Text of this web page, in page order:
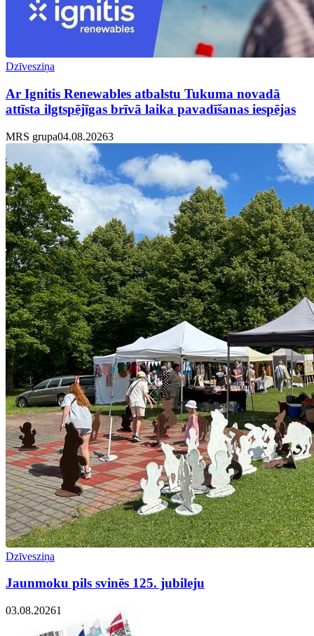
Dzīvesziņa
Ar Ignitis Renewables atbalstu Tukuma novadā
attīsta ilgtspējīgas brīvā laika pavadīšanas iespējas
MRS grupa04.08.20263
Dzīvesziņa
Jaunmoku pils svinēs 125. jubileju
03.08.20261